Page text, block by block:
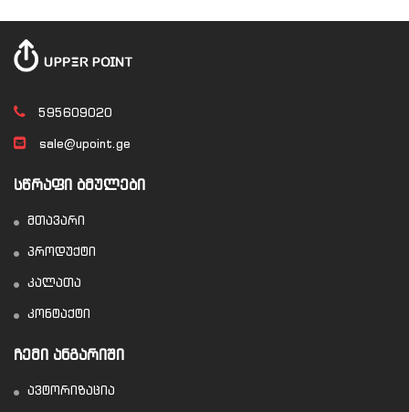
595609020
sale@upoint.ge
ᲡᲬᲠᲐᲤᲘ ᲑᲛᲣᲚᲔᲑᲘ
მთავარი
პროდუქტი
კალათა
კონტაქტი
ᲩᲔᲛᲘ ᲐᲜᲒᲐᲠᲘᲨᲘ
ავტორიზაცია